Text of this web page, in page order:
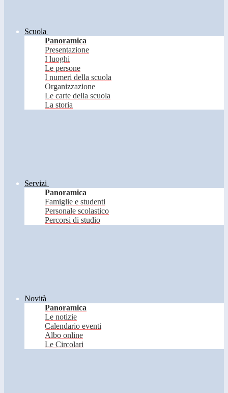
Scuola
Panoramica
Presentazione
I luoghi
Le persone
I numeri della scuola
Organizzazione
Le carte della scuola
La storia
Servizi
Panoramica
Famiglie e studenti
Personale scolastico
Percorsi di studio
Novità
Panoramica
Le notizie
Calendario eventi
Albo online
Le Circolari